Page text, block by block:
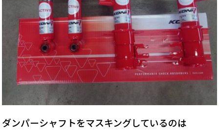
ダンパーシャフトをマスキングしているのは